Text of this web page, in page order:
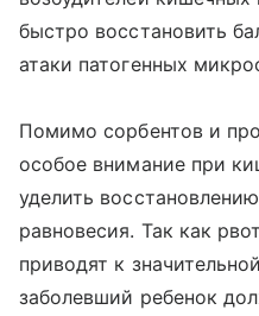
быстро восстановить
атаки патогенных
Помимо сорбентов и
особое внимание при
уделить
равновесия. Так как
приводят к
заболевший ребенок